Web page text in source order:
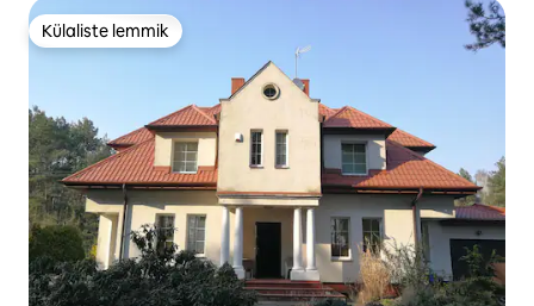
Külaliste lemmik
Külaliste lemmik